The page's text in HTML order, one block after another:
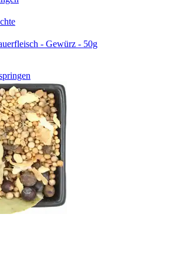
- Gewürz - 50g